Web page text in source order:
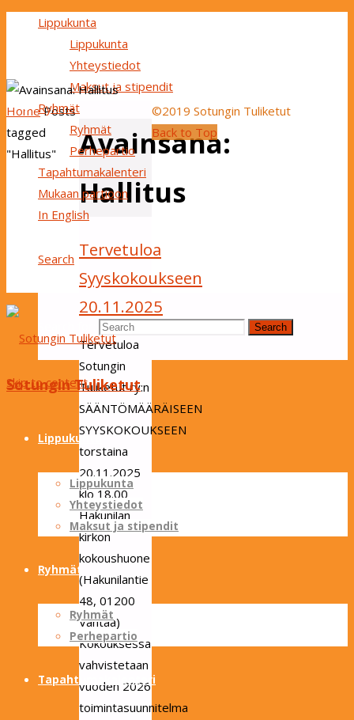
Lippukunta
Lippukunta
Yhteystiedot
Maksut ja stipendit
Ryhmät
Ryhmät
Perhepartio
Tapahtumakalenteri
Mukaan partioon
In English
Search
Search
Sotungin Tuliketut
Skip to content
Lippukunta
Lippukunta
Yhteystiedot
Maksut ja stipendit
Ryhmät
Ryhmät
Perhepartio
Tapahtumakalenteri
Home Posts
tagged
"Hallitus"
Avainsana:
Hallitus
Tervetuloa
Syyskokoukseen
20.11.2025
Tervetuloa
Sotungin
Tuliketut ry:n
SÄÄNTÖMÄÄRÄISEEN
SYYSKOKOUKSEEN
torstaina
20.11.2025
klo 18.00
Hakunilan
kirkon
kokoushuone
(Hakunilantie
48, 01200
Vantaa)
Kokouksessa
vahvistetaan
vuoden 2026
toimintasuunnitelma
©2019 Sotungin Tuliketut
Back to Top